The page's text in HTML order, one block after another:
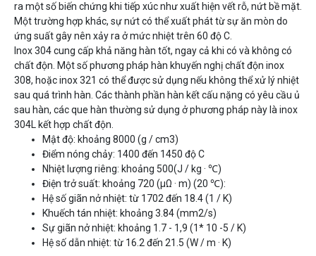
ra một số biến chứng khi tiếp xúc như xuất hiện vết rỗ, nứt bề mặt.
Một trường hợp khác, sự nứt có thể xuất phát từ sự ăn mòn do
ứng suất gây nên xảy ra ở mức nhiệt trên 60 độ C.
Inox 304 cung cấp khả năng hàn tốt, ngay cả khi có và không có
chất độn. Một số phương pháp hàn khuyến nghị chất độn inox
308, hoặc inox 321 có thể được sử dụng nếu không thể xử lý nhiệt
sau quá trình hàn. Các thành phần hàn kết cấu nặng có yêu cầu ủ
sau hàn, các que hàn thường sử dụng ở phương pháp này là inox
304L kết hợp chất độn.
Mật độ: khoảng 8000 (g / cm3)
Điểm nóng chảy: 1400 đến 1450 độ C
Nhiệt lượng riêng: khoảng 500(J / kg · ℃)
Điện trở suất: khoảng 720 (μΩ · m) (20 ℃):
Hệ số giãn nở nhiệt: từ 1702 đến 18.4 (1 / K)
Khuếch tán nhiệt: khoảng 3.84 (mm2/s)
Sự giãn nở nhiệt: khoảng 1.7 - 1,9 (1* 10 -5 / K)
Hệ số dẫn nhiệt: từ 16.2 đến 21.5 (W / m · K)